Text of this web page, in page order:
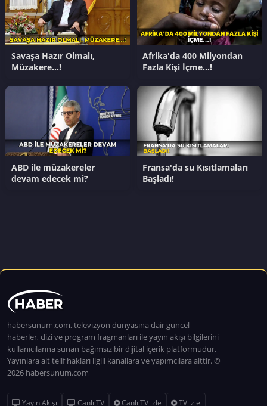
Savaşa Hazır Olmalı,
Müzakere…!
Afrika'da 400 Milyondan
Fazla Kişi İçme…!
ABD ile müzakereler
devam edecek mi?
Fransa'da su Kısıtlamaları
Başladı!
habersunum.com, televizyon dünyasına dair güncel
haberler, dizi ve program fragmanları ile yayın akışı bilgilerini
kullanıcılarına sunan bağımsız bir dijital içerik platformudur.
Yayınlara ait telif hakları ilgili kanallara ve yapımcılara aittir. ©
2026 habersunum.com
Yayın Akışı Canlı TV Canlı TV izle TV izle